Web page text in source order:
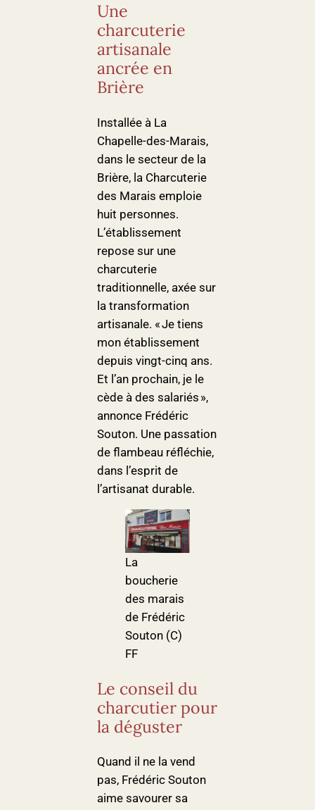
Une
charcuterie
artisanale
ancrée en
Brière
Installée à La
Chapelle-des-Marais,
dans le secteur de la
Brière, la Charcuterie
des Marais emploie
huit personnes.
L’établissement
repose sur une
charcuterie
traditionnelle, axée sur
la transformation
artisanale. « Je tiens
mon établissement
depuis vingt-cinq ans.
Et l’an prochain, je le
cède à des salariés »,
annonce Frédéric
Souton. Une passation
de flambeau réfléchie,
dans l’esprit de
l’artisanat durable.
La
boucherie
des marais
de Frédéric
Souton (C)
FF
Le conseil du
charcutier pour
la déguster
Quand il ne la vend
pas, Frédéric Souton
aime savourer sa